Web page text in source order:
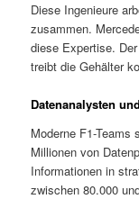
Diese Ingenieure
zusammen.
diese Expertise.
treibt die Gehälter
Datenanalysten
Moderne F1-Teams
Millionen von
Informationen in
zwischen 80.000